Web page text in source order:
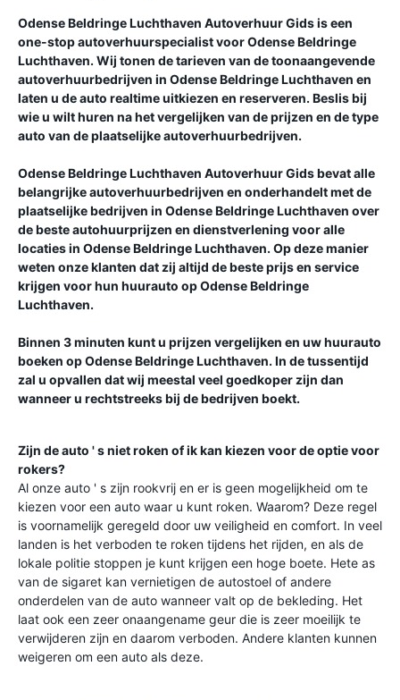
Odense Beldringe Luchthaven Autoverhuur Gidsis een
one-stop autoverhuurspecialist voorOdense Beldringe
Luchthaven. Wij tonen de tarieven van de toonaangevende
autoverhuurbedrijven in Odense Beldringe Luchthaven en
laten u de auto realtime uitkiezen en reserveren. Beslis bij
wie u wilt huren na het vergelijken van de prijzen en de type
auto van de plaatselijke autoverhuurbedrijven.
Odense Beldringe Luchthaven Autoverhuur Gidsbevat alle
belangrijke autoverhuurbedrijven en onderhandelt met de
plaatselijke bedrijven in Odense Beldringe Luchthaven over
de beste autohuurprijzen en dienstverlening voor alle
locaties in Odense Beldringe Luchthaven. Op deze manier
weten onze klanten dat zij altijd de beste prijs en service
krijgen voor hun huurauto opOdense Beldringe
Luchthaven.
Binnen 3 minuten kunt u prijzen vergelijken en uw huurauto
boeken opOdense Beldringe Luchthaven. In de tussentijd
zal u opvallen dat wij meestal veel goedkoper zijn dan
wanneer u rechtstreeks bij de bedrijven boekt.
Zijn de auto ' s niet roken of ik kan kiezen voor de optie voor
rokers?
Al onze auto ' s zijn rookvrij en er is geen mogelijkheid om te
kiezen voor een auto waar u kunt roken. Waarom? Deze regel
is voornamelijk geregeld door uw veiligheid en comfort. In veel
landen is het verboden te roken tijdens het rijden, en als de
lokale politie stoppen je kunt krijgen een hoge boete. Hete as
van de sigaret kan vernietigen de autostoel of andere
onderdelen van de auto wanneer valt op de bekleding. Het
laat ook een zeer onaangename geur die is zeer moeilijk te
verwijderen zijn en daarom verboden. Andere klanten kunnen
weigeren om een auto als deze.